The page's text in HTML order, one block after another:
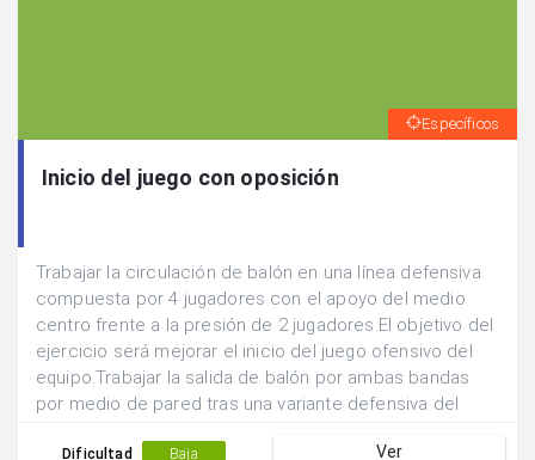
Específicos
Inicio del juego con oposición
Trabajar la circulación de balón en una línea defensiva
compuesta por 4 jugadores con el apoyo del medio
centro frente a la presión de 2 jugadores.El objetivo del
ejercicio será mejorar el inicio del juego ofensivo del
equipo.Trabajar la salida de balón por ambas bandas
por medio de pared tras una variante defensiva del
Dificultad Baja Ver